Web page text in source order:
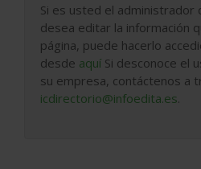
Si es usted el administrador
desea editar la información
página, puede hacerlo
desde aquí Si desconoce el
su empresa, contáctenos a
icdirectorio@infoedita.es.